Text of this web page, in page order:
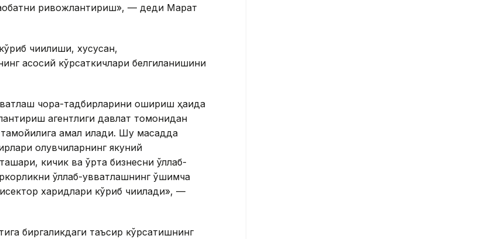
ривожлантириш», — деди Марат
чиқилиши, хусусан,
асосий кўрсаткичлари белгиланишини
чора-тадбирларини ошириш ҳақида
агентлиги давлат томонидан
амал қилади. Шу мақсадда
олувчиларнинг якуний
кичик ва ўрта бизнесни қўллаб-
қўллаб-қувватлашнинг қўшимча
харидлари кўриб чиқилади», —
биргаликдаги таъсир кўрсатишнинг